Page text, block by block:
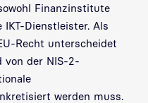
Finanzinstitute
Dienstleister. Als
Recht unterscheidet
von der NIS-2-
werden muss.